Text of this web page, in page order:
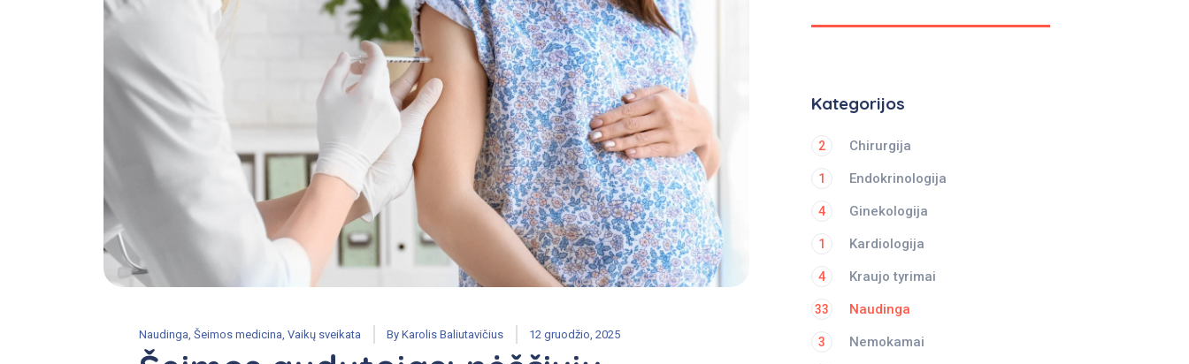
Naudinga Šeimos medicina Vaikų sveikata By Karolis Baliutavičius 12 gruodžio, 2025
Kategorijos
Chirurgija
2
Endokrinologija
1
Ginekologija
4
Kardiologija
1
Kraujo tyrimai
4
Naudinga
33
Nemokamai
3